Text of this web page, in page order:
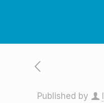
Published by